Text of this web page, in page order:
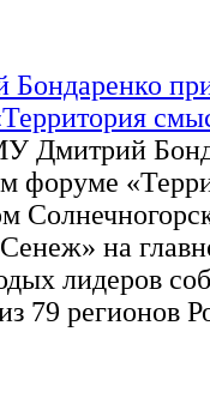
Дмитрий
форуме
на
лидеров
79 регионов